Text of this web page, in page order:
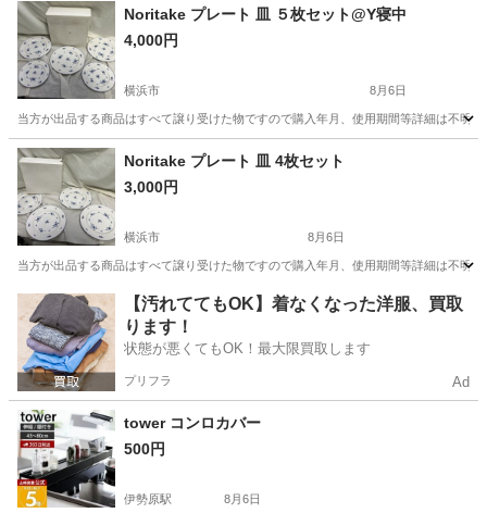
神奈川 伊勢原市 伊勢原駅 家庭用品
Noritake プレート 皿 ５枚セット@Y寝中
4,000円
横浜市 8月6日
当方が出品する商品はすべて譲り受けた物ですので購入年月、使用期間等詳細は不明
神奈川 横浜市 個人
Noritake プレート 皿 4枚セット
3,000円
横浜市 8月6日
当方が出品する商品はすべて譲り受けた物ですので購入年月、使用期間等詳細は不明
神奈川 横浜市 生活雑貨
【汚れててもOK】着なくなった洋服、買取
ります！
状態が悪くてもOK！最大限買取します
プリフラ Ad
tower コンロカバー
500円
伊勢原駅 8月6日